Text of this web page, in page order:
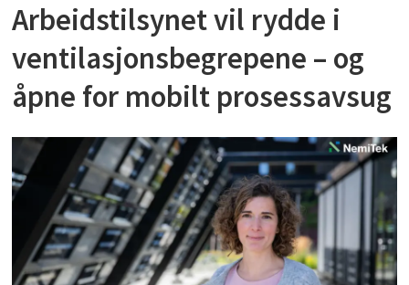
Arbeidstilsynet vil rydde i
ventilasjonsbegrepene – og
åpne for mobilt prosessavsug